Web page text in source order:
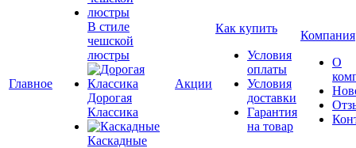
Главное
В стиле
чешской
люстры
Дорогая
Классика
Каскадные
Акции
Как купить
Условия
оплаты
Условия
доставки
Гарантия
на товар
Компания
О